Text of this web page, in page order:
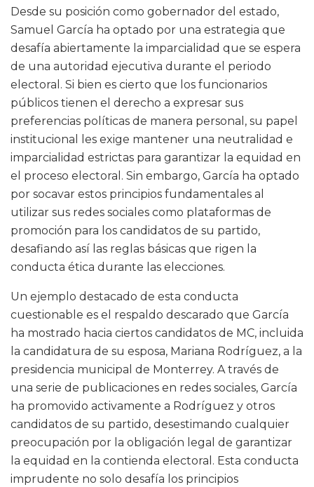
Desde su posición como gobernador del estado,
Samuel García ha optado por una estrategia que
desafía abiertamente la imparcialidad que se espera
de una autoridad ejecutiva durante el periodo
electoral. Si bien es cierto que los funcionarios
públicos tienen el derecho a expresar sus
preferencias políticas de manera personal, su papel
institucional les exige mantener una neutralidad e
imparcialidad estrictas para garantizar la equidad en
el proceso electoral. Sin embargo, García ha optado
por socavar estos principios fundamentales al
utilizar sus redes sociales como plataformas de
promoción para los candidatos de su partido,
desafiando así las reglas básicas que rigen la
conducta ética durante las elecciones.
Un ejemplo destacado de esta conducta
cuestionable es el respaldo descarado que García
ha mostrado hacia ciertos candidatos de MC, incluida
la candidatura de su esposa, Mariana Rodríguez, a la
presidencia municipal de Monterrey. A través de
una serie de publicaciones en redes sociales, García
ha promovido activamente a Rodríguez y otros
candidatos de su partido, desestimando cualquier
preocupación por la obligación legal de garantizar
la equidad en la contienda electoral. Esta conducta
imprudente no solo desafía los principios